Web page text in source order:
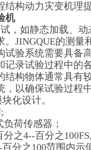
结构动力灾变机理
机
，如静态加载、
JINGQUE的测量
试验系统需要具备
记录试验过程中的
结构物体通常具有
，以确保试验过程
化设计。
荷传感器；
之4--百分之
分之100范围内示